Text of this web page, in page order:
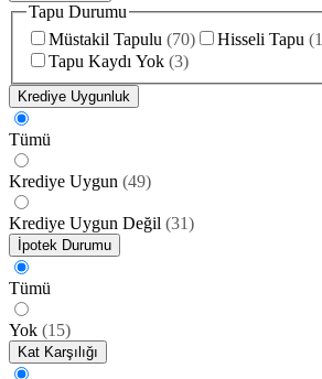
Tapu Durumu
Müstakil Tapulu (70) Hisseli Tapu (
Tapu Kaydı Yok (3)
Krediye Uygunluk
Tümü
Krediye Uygun (49)
Krediye Uygun Değil (31)
İpotek Durumu
Tümü
Yok (15)
Kat Karşılığı